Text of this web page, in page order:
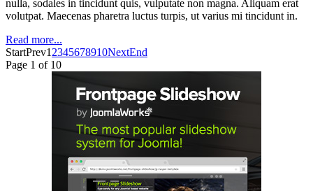
nulla, sodales in tincidunt quis, vulputate non magna. Aliquam erat
volutpat. Maecenas pharetra luctus turpis, ut varius mi tincidunt in.
Read more...
StartPrev1 2345678910NextEnd
Page 1 of 10